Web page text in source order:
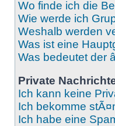
Wo finde ich die
Wie werde ich
Weshalb werden
Was ist eine
Was bedeutet der
Private
Ich kann keine
Ich bekomme
Ich habe eine